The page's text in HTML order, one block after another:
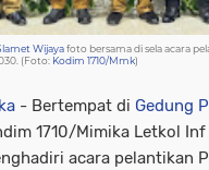
Wijayafoto bersama di sela acara
(Foto: Kodim 1710/Mmk)
- Bertempat di Gedung
1710/Mimika Letkol Inf
acara pelantikan